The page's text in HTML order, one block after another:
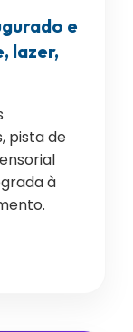
e
lazer,
pista de
à